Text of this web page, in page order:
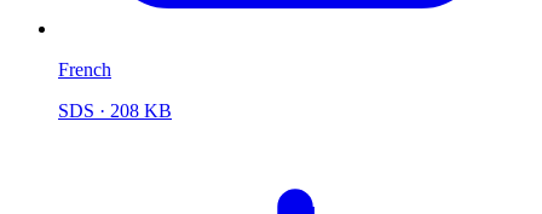
French
SDS · 208 KB